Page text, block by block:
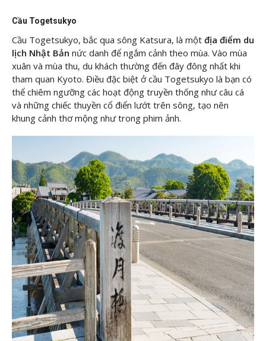
Cầu Togetsukyo
Cầu Togetsukyo, bắc qua sông Katsura, là một địa điểm du
lịch Nhật Bản nức danh để ngắm cảnh theo mùa. Vào mùa
xuân và mùa thu, du khách thường đến đây đông nhất khi
tham quan Kyoto. Điều đặc biệt ở cầu Togetsukyo là bạn có
thể chiêm ngưỡng các hoạt động truyền thống như câu cá
và những chiếc thuyền cổ điển lướt trên sông, tạo nên
khung cảnh thơ mộng như trong phim ảnh.